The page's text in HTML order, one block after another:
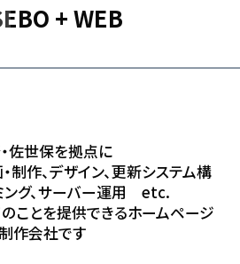
+ WEB
佐世保を拠点に
制作、デザイン、更新システム構
ング、サーバー運用 etc.
ことを提供できるホームページ
制作会社です